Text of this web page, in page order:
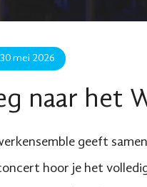
mei 2026
naar het
geeft
hoor je het